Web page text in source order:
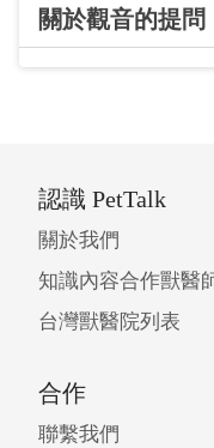
關於觀音的提問
認識 PetTalk
關於我們
知識內容合作獸醫
台灣獸醫院列表
合作
聯繫我們